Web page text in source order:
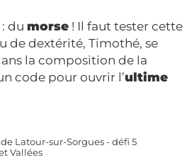
Latour-sur-Sorgues - défi 5
Vallées
du morse ! Il faut tester cette
de dextérité, Timothé, se
la composition de la
code pour ouvrir l’ultime